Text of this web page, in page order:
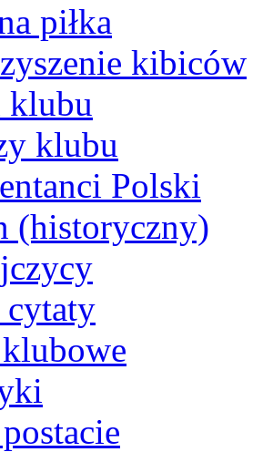
piłka
kibiców
klubu
klubu
Polski
(historyczny)
cytaty